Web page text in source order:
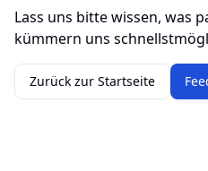
Lass uns bitte wissen, was
kümmern uns
Zurück zur Startseite